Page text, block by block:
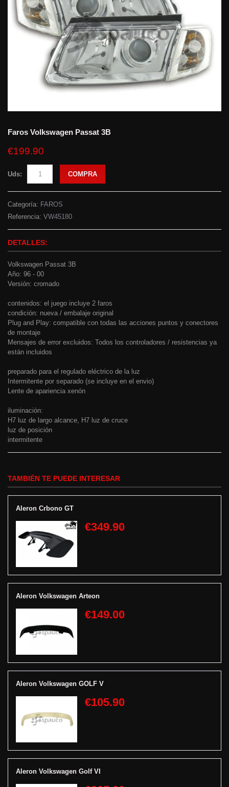
Faros Volkswagen Passat 3B
€199.90
Uds: COMPRA
Categoría: FAROS
Referencia: VW45180
DETALLES:
Volkswagen Passat 3B
Año: 96 - 00
Versión: cromado
contenidos: el juego incluye 2 faros
condición: nueva / embalaje original
Plug and Play: compatible con todas las acciones puntos y conectores
de montaje
Mensajes de error excluidos: Todos los controladores / resistencias ya
están incluidos
preparado para el regulado eléctrico de la luz
Intermitente por separado (se incluye en el envio)
Lente de apariencia xenón
iluminación:
H7 luz de largo alcance, H7 luz de cruce
luz de posición
intermitente
TAMBIÉN TE PUEDE INTERESAR
Aleron Crbono GT
€349.90
Aleron Volkswagen Arteon
€149.00
Aleron Volkswagen GOLF V
€105.90
Aleron Volkswagen Golf VI